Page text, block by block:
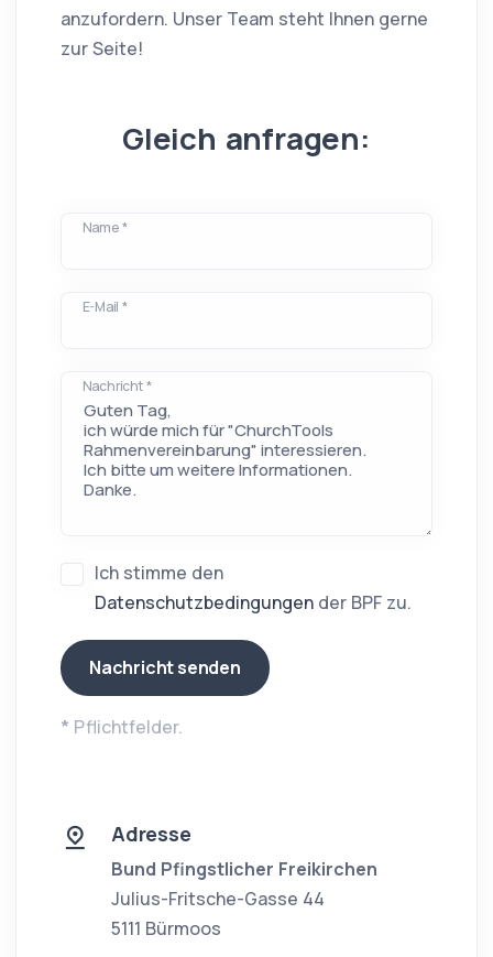
anzufordern. Unser Team steht Ihnen gerne
zur Seite!
Gleich anfragen:
Name *
E-Mail *
Nachricht *
Ich stimme den
Datenschutzbedingungen der BPF zu.
* Pflichtfelder.
Adresse
Bund Pfingstlicher Freikirchen
Julius-Fritsche-Gasse 44
5111 Bürmoos